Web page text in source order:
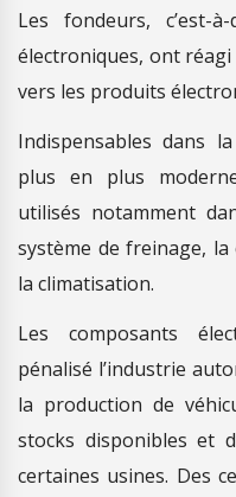
Les fondeurs, c’est-
électroniques, ont
vers les produits
Indispensables dans
plus en plus
utilisés notamment
système de freinage, la
la climatisation.
Les composants
pénalisé l’industrie
la production de
stocks disponibles et
certaines usines. Des